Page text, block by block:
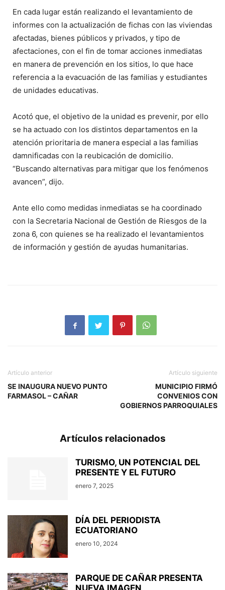
En cada lugar están realizando el levantamiento de
informes con la actualización de fichas con las viviendas
afectadas, bienes públicos y privados, y tipo de
afectaciones, con el fin de tomar acciones inmediatas
en manera de prevención en los sitios, lo que hace
referencia a la evacuación de las familias y estudiantes
de unidades educativas.
Acotó que, el objetivo de la unidad es prevenir, por ello
se ha actuado con los distintos departamentos en la
atención prioritaria de manera especial a las familias
damnificadas con la reubicación de domicilio.
“Buscando alternativas para mitigar que los fenómenos
avancen”, dijo.
Ante ello como medidas inmediatas se ha coordinado
con la Secretaria Nacional de Gestión de Riesgos de la
zona 6, con quienes se ha realizado el levantamientos
de información y gestión de ayudas humanitarias.
Artículo anterior
SE INAUGURA NUEVO PUNTO
FARMASOL – CAÑAR
Artículo siguiente
MUNICIPIO FIRMÓ
CONVENIOS CON
GOBIERNOS PARROQUIALES
Artículos relacionados
TURISMO, UN POTENCIAL DEL
PRESENTE Y EL FUTURO
enero 7, 2025
DÍA DEL PERIODISTA
ECUATORIANO
enero 10, 2024
PARQUE DE CAÑAR PRESENTA